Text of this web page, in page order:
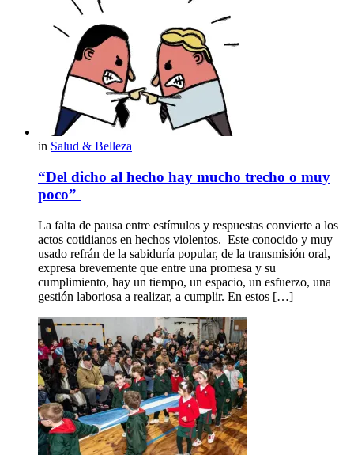
in Salud & Belleza
“Del dicho al hecho hay mucho trecho o muy
poco”
La falta de pausa entre estímulos y respuestas convierte a los
actos cotidianos en hechos violentos. Este conocido y muy
usado refrán de la sabiduría popular, de la transmisión oral,
expresa brevemente que entre una promesa y su
cumplimiento, hay un tiempo, un espacio, un esfuerzo, una
gestión laboriosa a realizar, a cumplir. En estos […]